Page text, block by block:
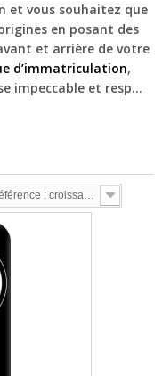
et vous souhaitez que
en posant des
et arrière de votre
d’immatriculation,
impeccable et resp...
Référence : croissante